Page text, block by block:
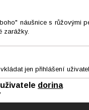
náušnice s
zarážky.
jen přihlášení
dorina